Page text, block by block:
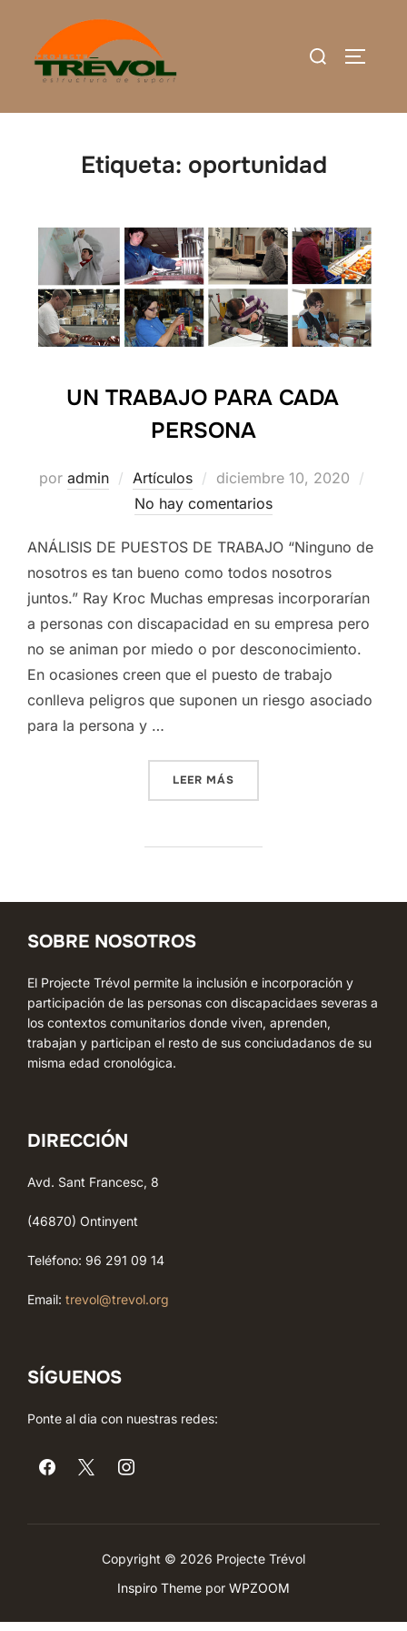
contenido
Buscar:
Etiqueta: oportunidad
UN TRABAJO PARA CADA
PERSONA
por admin Artículos
Publicado
el
diciembre 10, 2020
No hay comentarios
ANÁLISIS DE PUESTOS DE TRABAJO “Ninguno de
nosotros es tan bueno como todos nosotros
juntos.” Ray Kroc Muchas empresas incorporarían
a personas con discapacidad en su empresa pero
no se animan por miedo o por desconocimiento.
En ocasiones creen que el puesto de trabajo
conlleva peligros que suponen un riesgo asociado
para la persona y …
LEER MÁS
SOBRE NOSOTROS
El Projecte Trévol permite la inclusión e incorporación y
participación de las personas con discapacidaes severas a
los contextos comunitarios donde viven, aprenden,
trabajan y participan el resto de sus conciudadanos de su
misma edad cronológica.
DIRECCIÓN
Avd. Sant Francesc, 8
(46870) Ontinyent
Teléfono: 96 291 09 14
Email: trevol@trevol.org
SÍGUENOS
Ponte al dia con nuestras redes:
Copyright © 2026 Projecte Trévol
Inspiro Theme por WPZOOM